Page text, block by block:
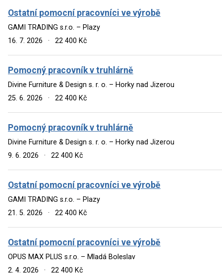
Ostatní pomocní pracovníci ve výrobě
GAMI TRADING s.r.o. – Plazy
16. 7. 2026
· 22 400 Kč
Pomocný pracovník v truhlárně
Divine Furniture & Design s. r. o. – Horky nad Jizerou
25. 6. 2026
· 22 400 Kč
Pomocný pracovník v truhlárně
Divine Furniture & Design s. r. o. – Horky nad Jizerou
9. 6. 2026
· 22 400 Kč
Ostatní pomocní pracovníci ve výrobě
GAMI TRADING s.r.o. – Plazy
21. 5. 2026
· 22 400 Kč
Ostatní pomocní pracovníci ve výrobě
OPUS MAX PLUS s.r.o. – Mladá Boleslav
2. 4. 2026
· 22 400 Kč